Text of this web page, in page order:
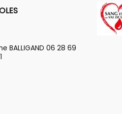
BALLIGAND 06 28 69